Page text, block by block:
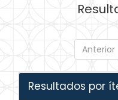
Anterior
Resultados por